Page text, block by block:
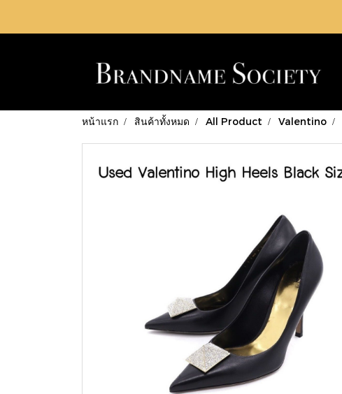
หน้าแรก สินค้าทั้งหมด All Product Valentino